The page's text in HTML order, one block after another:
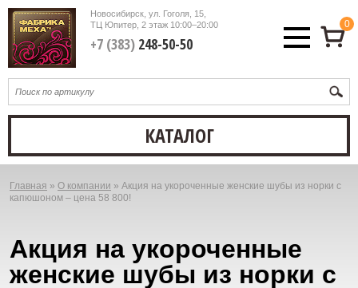
Новосибирск, ул. Гоголя, 15,
ТЦ Юпитер, 2 этаж10:00–20:00
+7 (383)248-50-50
0
КАТАЛОГ
Вы
Главная » О компании » Акция на укороченные женские шубы из норки с
капюшоном – цена 58 800!
Акция на укороченные
женские шубы из норки с